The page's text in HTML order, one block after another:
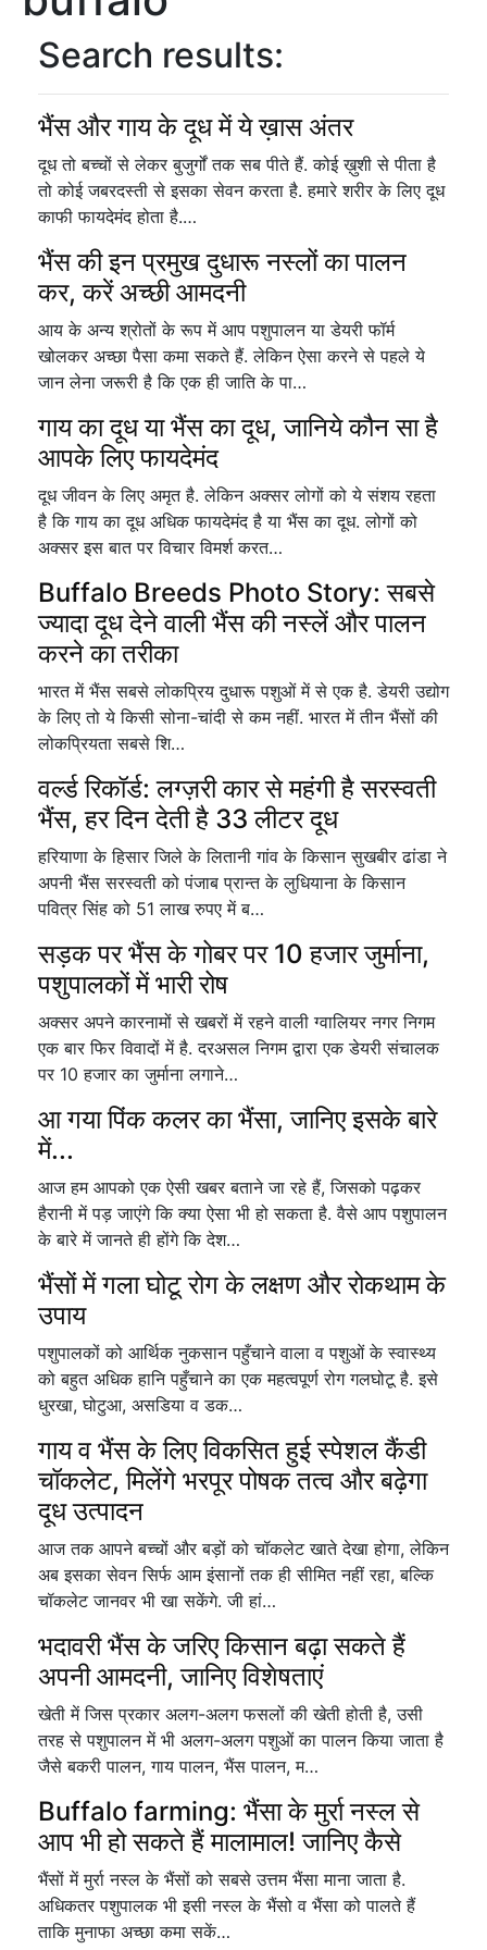
Search results:
भैंस और गाय के दूध में ये ख़ास अंतर
दूध तो बच्चों से लेकर बुजुर्गों तक सब पीते हैं. कोई ख़ुशी से पीता है
तो कोई जबरदस्ती से इसका सेवन करता है. हमारे शरीर के लिए दूध
काफी फायदेमंद होता है.…
भैंस की इन प्रमुख दुधारू नस्लों का पालन
कर, करें अच्छी आमदनी
आय के अन्य श्रोतों के रूप में आप पशुपालन या डेयरी फॉर्म
खोलकर अच्छा पैसा कमा सकते हैं. लेकिन ऐसा करने से पहले ये
जान लेना जरूरी है कि एक ही जाति के पा…
गाय का दूध या भैंस का दूध, जानिये कौन सा है
आपके लिए फायदेमंद
दूध जीवन के लिए अमृत है. लेकिन अक्सर लोगों को ये संशय रहता
है कि गाय का दूध अधिक फायदेमंद है या भैंस का दूध. लोगों को
अक्सर इस बात पर विचार विमर्श करत…
Buffalo Breeds Photo Story: सबसे
ज्यादा दूध देने वाली भैंस की नस्लें और पालन
करने का तरीका
भारत में भैंस सबसे लोकप्रिय दुधारू पशुओं में से एक है. डेयरी उद्योग
के लिए तो ये किसी सोना-चांदी से कम नहीं. भारत में तीन भैंसों की
लोकप्रियता सबसे शि…
वर्ल्ड रिकॉर्ड: लग्ज़री कार से महंगी है सरस्वती
भैंस, हर दिन देती है 33 लीटर दूध
हरियाणा के हिसार जिले के लितानी गांव के किसान सुखबीर ढांडा ने
अपनी भैंस सरस्वती को पंजाब प्रान्त के लुधियाना के किसान
पवित्र सिंह को 51 लाख रुपए में ब…
सड़क पर भैंस के गोबर पर 10 हजार जुर्माना,
पशुपालकों में भारी रोष
अक्सर अपने कारनामों से खबरों में रहने वाली ग्वालियर नगर निगम
एक बार फिर विवादों में है. दरअसल निगम द्वारा एक डेयरी संचालक
पर 10 हजार का जुर्माना लगाने…
आ गया पिंक कलर का भैंसा, जानिए इसके बारे
में...
आज हम आपको एक ऐसी खबर बताने जा रहे हैं, जिसको पढ़कर
हैरानी में पड़ जाएंगे कि क्या ऐसा भी हो सकता है. वैसे आप पशुपालन
के बारे में जानते ही होंगे कि देश…
भैंसों में गला घोटू रोग के लक्षण और रोकथाम के
उपाय
पशुपालकों को आर्थिक नुकसान पहुँचाने वाला व पशुओं के स्वास्थ्य
को बहुत अधिक हानि पहुँचाने का एक महत्वपूर्ण रोग गलघोटू है. इसे
धुरखा, घोटुआ, असडिया व डक…
गाय व भैंस के लिए विकसित हुई स्पेशल कैंडी
चॉकलेट, मिलेंगे भरपूर पोषक तत्व और बढ़ेगा
दूध उत्पादन
आज तक आपने बच्चों और बड़ों को चॉकलेट खाते देखा होगा, लेकिन
अब इसका सेवन सिर्फ आम इंसानों तक ही सीमित नहीं रहा, बल्कि
चॉकलेट जानवर भी खा सकेंगे. जी हां…
भदावरी भैंस के जरिए किसान बढ़ा सकते हैं
अपनी आमदनी, जानिए विशेषताएं
खेती में जिस प्रकार अलग-अलग फसलों की खेती होती है, उसी
तरह से पशुपालन में भी अलग-अलग पशुओं का पालन किया जाता है
जैसे बकरी पालन, गाय पालन, भैंस पालन, म…
Buffalo farming: भैंसा के मुर्रा नस्ल से
आप भी हो सकते हैं मालामाल! जानिए कैसे
भैंसों में मुर्रा नस्ल के भैंसों को सबसे उत्तम भैंसा माना जाता है.
अधिकतर पशुपालक भी इसी नस्ल के भैंसो व भैंसा को पालते हैं
ताकि मुनाफा अच्छा कमा सकें…